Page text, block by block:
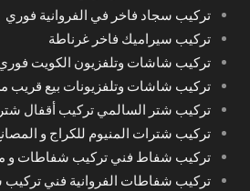
تركيب سجاد فاخر في الفروانية فوري
تركيب سيراميك فاخر غرناطة
تركيب شاشات وتلفزيون الكويت
تركيب شاشات وتلفزيونات بيع قريب
تركيب شتر السالمي تركيب أقفال
تركيب شترات المنيوم للكراج و
تركيب شفاط فني تركيب شفاطات و
تركيب شفاطات الفروانية فني تركيب